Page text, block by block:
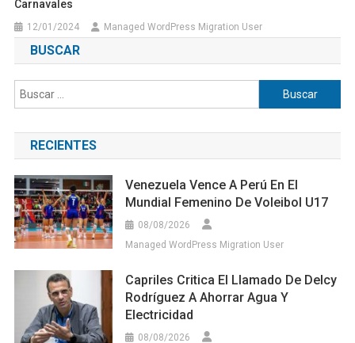
Carnavales
12/01/2024 Managed WordPress Migration User
BUSCAR
Buscar:
RECIENTES
Venezuela Vence A Perú En El
Mundial Femenino De Voleibol U17
08/08/2026
Managed WordPress Migration User
Capriles Critica El Llamado De Delcy
Rodríguez A Ahorrar Agua Y
Electricidad
08/08/2026